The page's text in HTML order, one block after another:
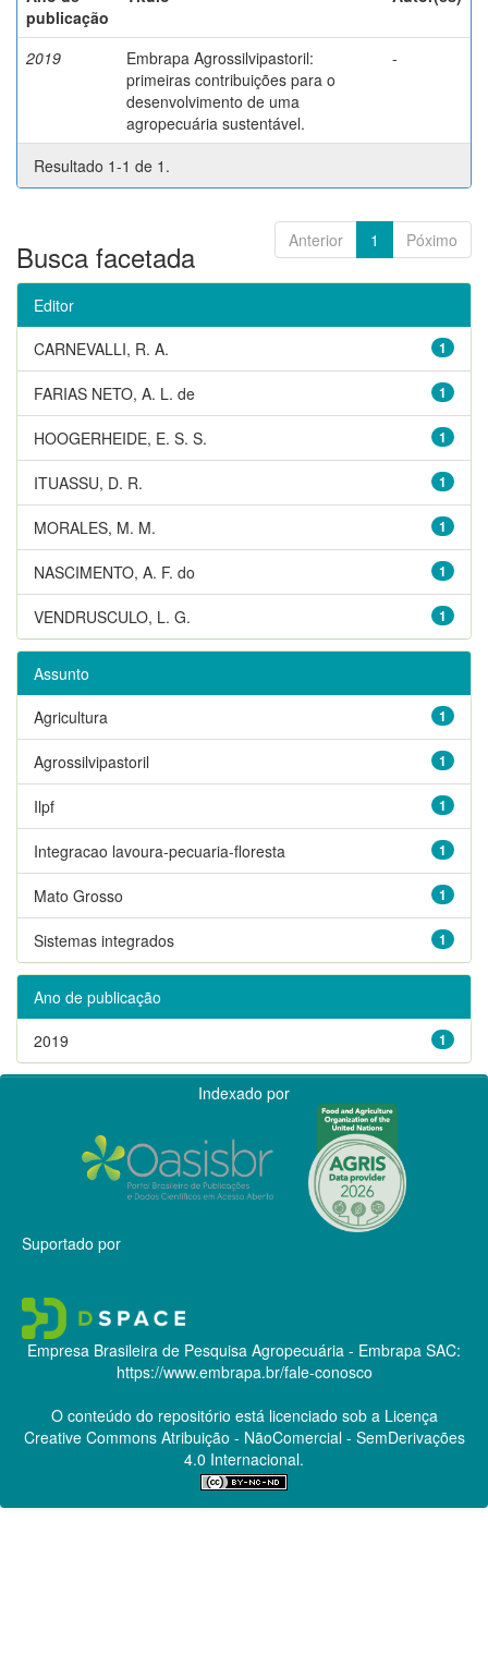
publicação
2019
Embrapa Agrossilvipastoril:
primeiras contribuições para o
desenvolvimento de uma
agropecuária sustentável.
-
Resultado 1-1 de 1.
Anterior 1 Póximo
Busca facetada
Editor
1
CARNEVALLI, R. A.
1
FARIAS NETO, A. L. de
1
HOOGERHEIDE, E. S. S.
1
ITUASSU, D. R.
1
MORALES, M. M.
1
NASCIMENTO, A. F. do
1
VENDRUSCULO, L. G.
Assunto
1
Agricultura
1
Agrossilvipastoril
1
Ilpf
1
Integracao lavoura-pecuaria-floresta
1
Mato Grosso
1
Sistemas integrados
Ano de publicação
1
2019
Indexado por
Suportado por
Empresa Brasileira de Pesquisa Agropecuária - Embrapa SAC:
https://www.embrapa.br/fale-conosco
O conteúdo do repositório está licenciado sob a Licença
Creative CommonsAtribuição - NãoComercial - SemDerivações
4.0 Internacional.